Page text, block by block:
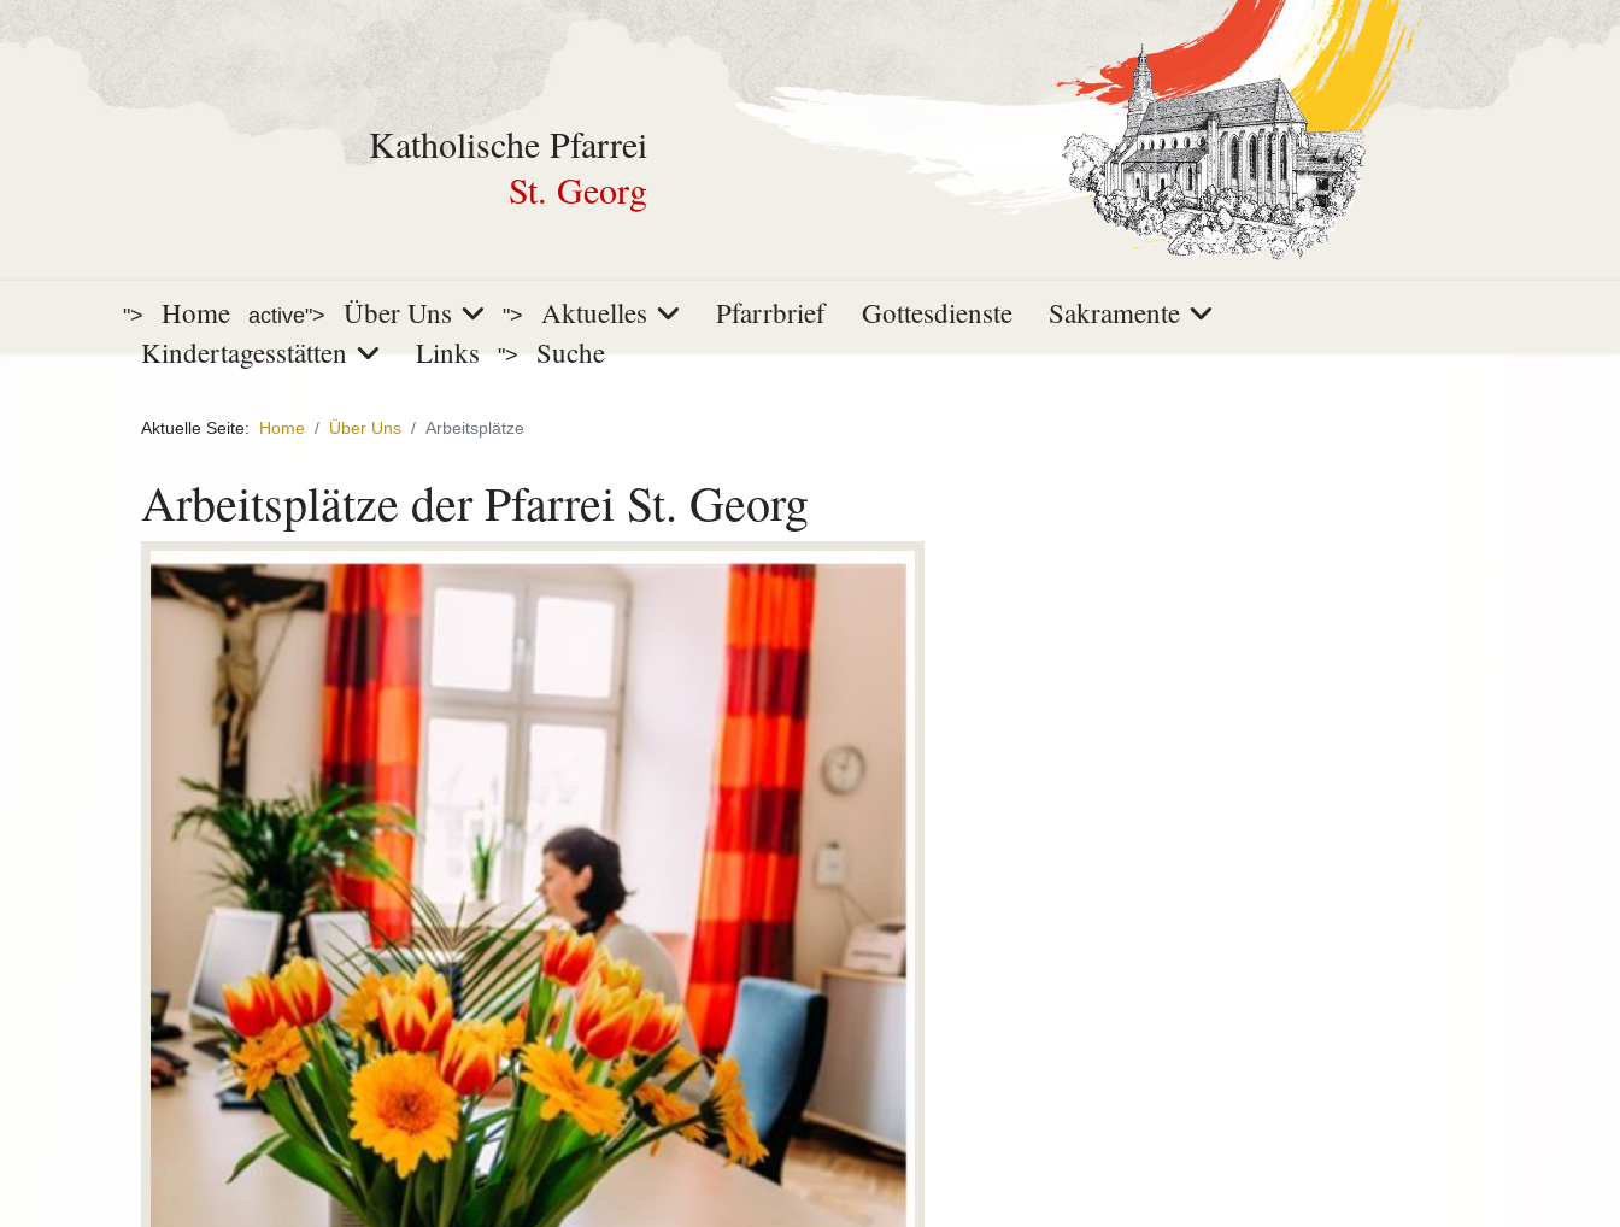
Katholische Pfarrei
St. Georg
"> Home active"> Über Uns "> Aktuelles Pfarrbrief Gottesdienste
Sakramente
Kindertagesstätten
Links "> Suche
Aktuelle Seite: Home Über Uns Arbeitsplätze
Arbeitsplätze der Pfarrei St. Georg